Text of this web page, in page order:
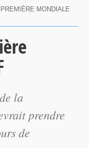
MONDIALE
la
prendre
de